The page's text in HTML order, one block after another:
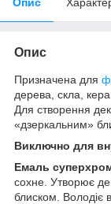
Опис
Призначена для
дерева, скла,
Для створення
«дзеркальним»
Виключно для
Емаль
сохне. Утворює
блиском. Володіє